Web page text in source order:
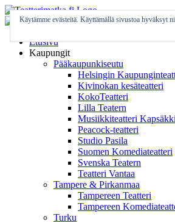
Skip
to
Etusivu
Kaupungit
Pääkaupunkiseutu
Helsingin
Kivinokan kesäteatteri
KokoTeatteri
Lilla Teatern
Musiikkiteatteri Kapsäkki
Peacock-teatteri
Studio Pasila
Suomen Komediateatteri
Svenska Teatern
Teatteri Vantaa
Tampere & Pirkanmaa
Tampereen Teatteri
Tampereen
Turku
Käytämme evästeitä. Käyttämällä sivustoa hyväksyt